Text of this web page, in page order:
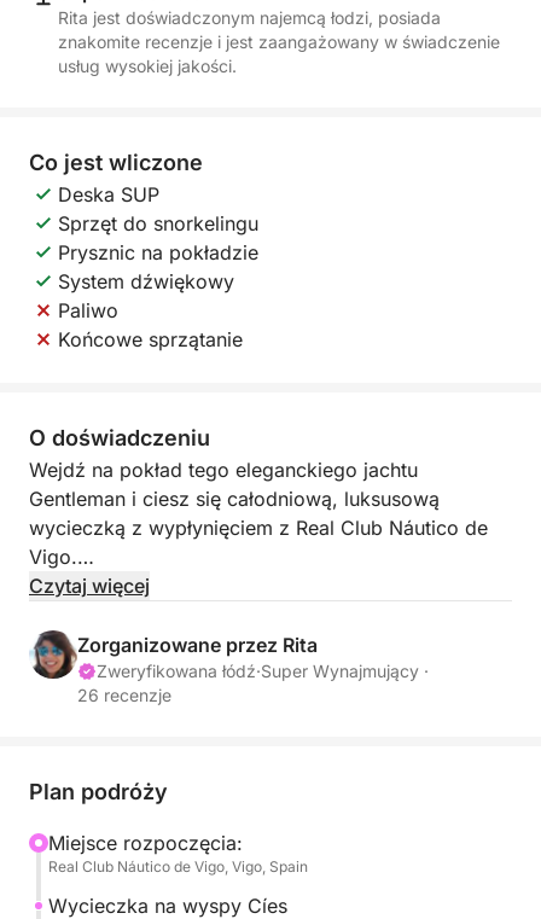
Rita jest doświadczonym najemcą łodzi, posiada
znakomite recenzje i jest zaangażowany w świadczenie
usług wysokiej jakości.
Co jest wliczone
Deska SUP
Sprzęt do snorkelingu
Prysznic na pokładzie
System dźwiękowy
Paliwo
Końcowe sprzątanie
O doświadczeniu
Wejdź na pokład tego eleganckiego jachtu
Gentleman i ciesz się całodniową, luksusową
wycieczką z wypłynięciem z Real Club Náutico de
Vigo.
komfort, jacht ten idealnie nadaje się do stylowego
odkrywania zachwycających krajobrazów Rías
Baixas. W towarzystwie profesjonalnej załogi
krystalicznie czystych wód i dziewiczych plaż, lub
odkrywanie ukrytych zatoczek i malowniczych
miejsc na wybrzeżu, w zależności od Twoich
Czytaj więcej
Zorganizowane przez Rita
Zweryfikowana łódź·Super Wynajmujący ·
26 recenzje
Plan podróży
Miejsce rozpoczęcia:
Real Club Náutico de Vigo, Vigo, Spain
Wycieczka na wyspy Cíes